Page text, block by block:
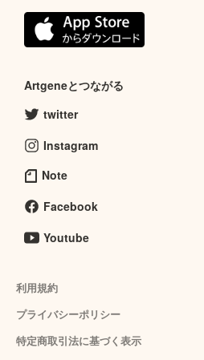
Artgeneとつながる
twitter
Instagram
Note
Facebook
Youtube
利用規約
プライバシーポリシー
特定商取引法に基づく表示